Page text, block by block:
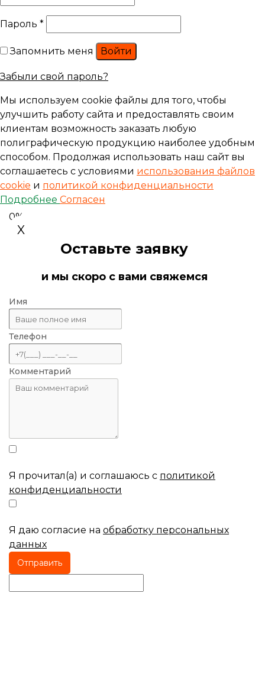
Пароль *
Запомнить меня Войти
Забыли свой пароль?
Мы используем cookie файлы для того, чтобы
улучшить работу сайта и предоставлять своим
клиентам возможность заказать любую
полиграфическую продукцию наиболее удобным
способом. Продолжая использовать наш сайт вы
соглашаетесь с условиями использования файлов
cookie и политикой конфиденциальности
Подробнее Согласен
0%
X
Оставьте заявку
и мы скоро с вами свяжемся
Имя
Телефон
Комментарий
Я прочитал(а) и соглашаюсь с политикой
конфиденциальности
Я даю согласие на обработку персональных
данных
Отправить